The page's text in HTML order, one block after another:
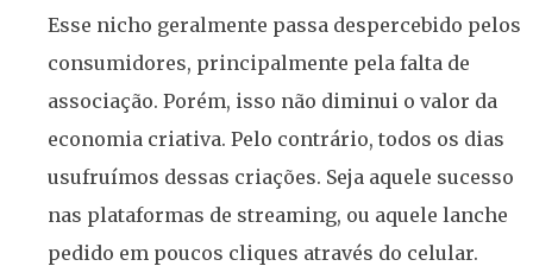
Esse nicho geralmente passa despercebido pelos
consumidores, principalmente pela falta de
associação. Porém, isso não diminui o valor da
economia criativa. Pelo contrário, todos os dias
usufruímos dessas criações. Seja aquele sucesso
nas plataformas de streaming, ou aquele lanche
pedido em poucos cliques através do celular.